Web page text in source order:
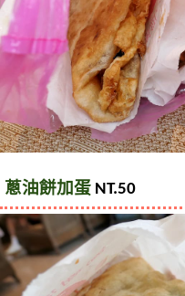
蔥油餅加蛋 NT.50